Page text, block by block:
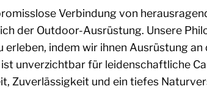
Verbindung von
der Outdoor-Ausrüstung. Unsere
erleben, indem wir ihnen Ausrüstung
unverzichtbar für leidenschaftliche
Zuverlässigkeit und ein tiefes